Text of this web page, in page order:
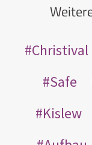
Christival
Safe
Kislew